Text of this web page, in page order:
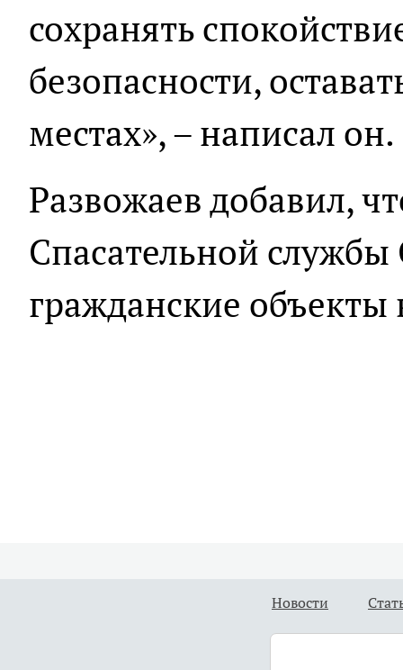
сохранять
безопасности,
местах», – написал он.
Развожаев добавил,
Спасательной службы
гражданские объекты
Новости